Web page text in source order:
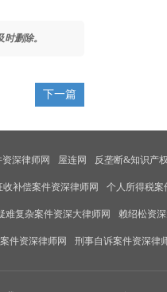
删除。
下一篇
深律师网 屋连网 反垄断&知识产
补偿案件资深律师网 个人所得税案
难复杂案件资深大律师网 赖绍松资
件资深律师网 刑事自诉案件资深律